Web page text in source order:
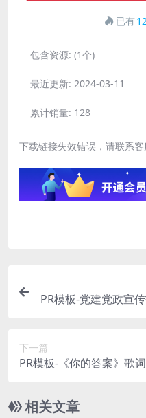
已有
包含资源: (1个)
最近更新: 2024-03-11
累计销量: 128
下载链接失效错误，请联系
PR模板-党建党政宣
下一篇
PR模板-《你的答案》歌
相关文章